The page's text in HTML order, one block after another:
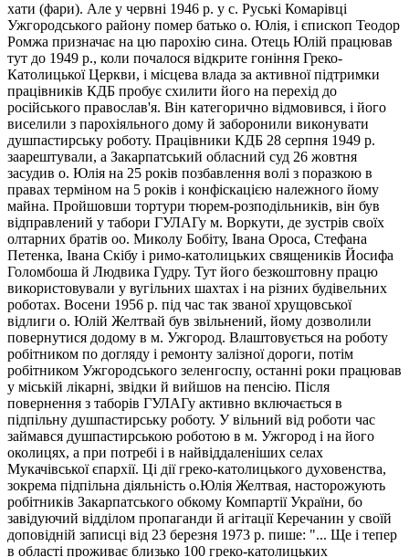
хати (фари). Але у червні 1946 р. у с. Руські Комарівці
Ужгородського району помер батько о. Юлія, і єпископ Теодор
Ромжа призначає на цю парохію сина. Отець Юлій працював
тут до 1949 р., коли почалося відкрите гоніння Греко-
Католицької Церкви, і місцева влада за активної підтримки
працівників КДБ пробує схилити його на перехід до
російського православ'я. Він категорично відмовився, і його
виселили з парохіяльного дому й заборонили виконувати
душпастирську роботу. Працівники КДБ 28 серпня 1949 р.
заарештували, а Закарпатський обласний суд 26 жовтня
засудив о. Юлія на 25 років позбавлення волі з поразкою в
правах терміном на 5 років і конфіскацією належного йому
майна. Пройшовши тортури тюрем-розподільників, він був
відправлений у табори ГУЛАГу м. Воркути, де зустрів своїх
олтарних братів оо. Миколу Бобіту, Івана Ороса, Стефана
Петенка, Івана Скібу і римо-католицьких священиків Йосифа
Голомбоша й Людвика Гудру. Тут його безкоштовну працю
використовували у вугільних шахтах і на різних будівельних
роботах. Восени 1956 р. під час так званої хрущовської
відлиги о. Юлій Желтвай був звільнений, йому дозволили
повернутися додому в м. Ужгород. Влаштовується на роботу
робітником по догляду і ремонту залізної дороги, потім
робітником Ужгородського зеленгоспу, останні роки працював
у міській лікарні, звідки й вийшов на пенсію. Після
повернення з таборів ГУЛАГу активно включається в
підпільну душпастирську роботу. У вільний від роботи час
займався душпастирською роботою в м. Ужгород і на його
околицях, а при потребі і в найвіддаленіших селах
Мукачівської єпархії. Ці дії греко-католицького духовенства,
зокрема підпільна діяльність о.Юлія Желтвая, насторожують
робітників Закарпатського обкому Компартії України, бо
завідуючий відділом пропаганди й агітації Керечанин у своїй
доповідній записці від 23 березня 1973 р. пише: "... Ще і тепер
в області проживає близько 100 греко-католицьких